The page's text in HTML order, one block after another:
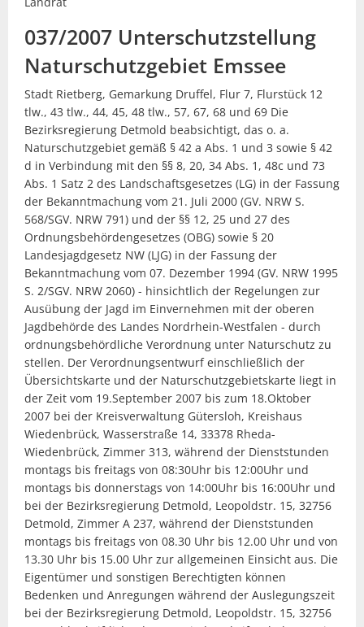
037/2007 Unterschutzstellung
Naturschutzgebiet Emssee
Stadt Rietberg, Gemarkung Druffel, Flur 7, Flurstück 12
tlw., 43 tlw., 44, 45, 48 tlw., 57, 67, 68 und 69 Die
Bezirksregierung Detmold beabsichtigt, das o. a.
Naturschutzgebiet gemäß § 42 a Abs. 1 und 3 sowie § 42
d in Verbindung mit den §§ 8, 20, 34 Abs. 1, 48c und 73
Abs. 1 Satz 2 des Landschaftsgesetzes (LG) in der Fassung
der Bekanntmachung vom 21. Juli 2000 (GV. NRW S.
568/SGV. NRW 791) und der §§ 12, 25 und 27 des
Ordnungsbehördengesetzes (OBG) sowie § 20
Landesjagdgesetz NW (LJG) in der Fassung der
Bekanntmachung vom 07. Dezember 1994 (GV. NRW 1995
S. 2/SGV. NRW 2060) - hinsichtlich der Regelungen zur
Ausübung der Jagd im Einvernehmen mit der oberen
Jagdbehörde des Landes Nordrhein-Westfalen - durch
ordnungsbehördliche Verordnung unter Naturschutz zu
stellen. Der Verordnungsentwurf einschließlich der
Übersichtskarte und der Naturschutzgebietskarte liegt in
der Zeit vom 19.September 2007 bis zum 18.Oktober
2007 bei der Kreisverwaltung Gütersloh, Kreishaus
Wiedenbrück, Wasserstraße 14, 33378 Rheda-
Wiedenbrück, Zimmer 313, während der Dienststunden
montags bis freitags von 08:30Uhr bis 12:00Uhr und
montags bis donnerstags von 14:00Uhr bis 16:00Uhr und
bei der Bezirksregierung Detmold, Leopoldstr. 15, 32756
Detmold, Zimmer A 237, während der Dienststunden
montags bis freitags von 08.30 Uhr bis 12.00 Uhr und von
13.30 Uhr bis 15.00 Uhr zur allgemeinen Einsicht aus. Die
Eigentümer und sonstigen Berechtigten können
Bedenken und Anregungen während der Auslegungszeit
bei der Bezirksregierung Detmold, Leopoldstr. 15, 32756